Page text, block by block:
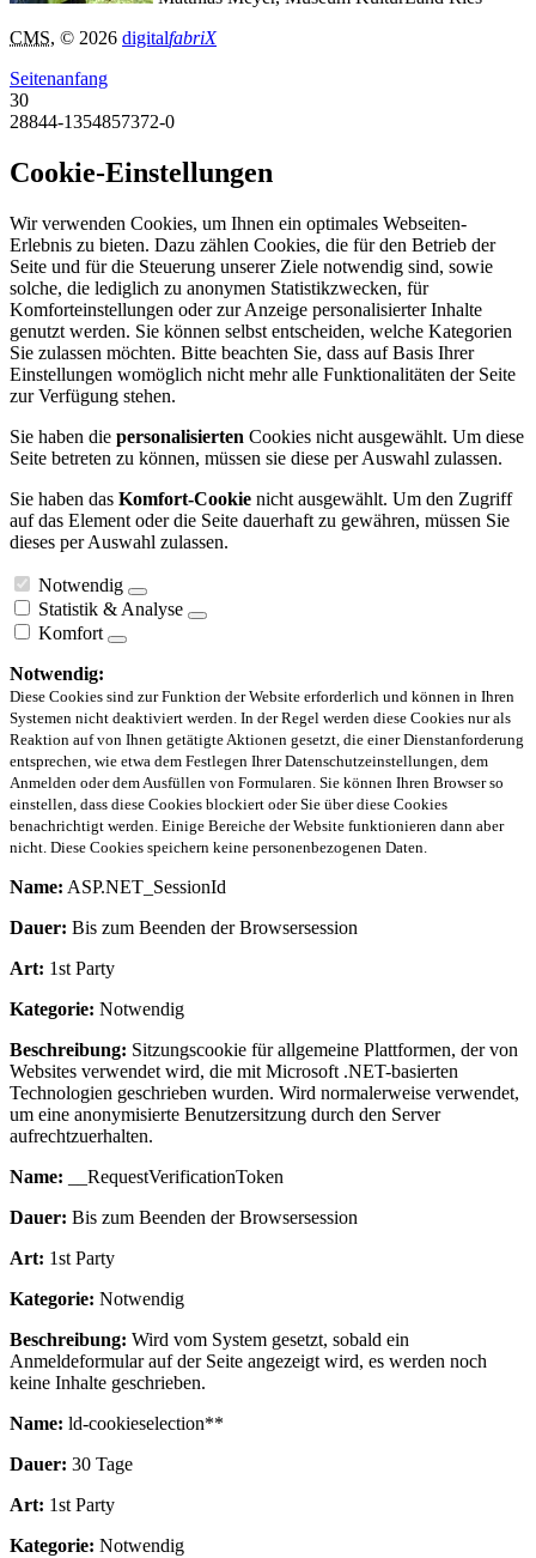
CMS, © 2026 digitalfabriX
Seitenanfang
30
28844-1354857372-0
Cookie-Einstellungen
Wir verwenden Cookies, um Ihnen ein optimales Webseiten-
Erlebnis zu bieten. Dazu zählen Cookies, die für den Betrieb der
Seite und für die Steuerung unserer Ziele notwendig sind, sowie
solche, die lediglich zu anonymen Statistikzwecken, für
Komforteinstellungen oder zur Anzeige personalisierter Inhalte
genutzt werden. Sie können selbst entscheiden, welche Kategorien
Sie zulassen möchten. Bitte beachten Sie, dass auf Basis Ihrer
Einstellungen womöglich nicht mehr alle Funktionalitäten der Seite
zur Verfügung stehen.
Sie haben die personalisierten Cookies nicht ausgewählt. Um diese
Seite betreten zu können, müssen sie diese per Auswahl zulassen.
Sie haben das Komfort-Cookie nicht ausgewählt. Um den Zugriff
auf das Element oder die Seite dauerhaft zu gewähren, müssen Sie
dieses per Auswahl zulassen.
Notwendig
Statistik & Analyse
Komfort
Notwendig:
Diese Cookies sind zur Funktion der Website erforderlich und können in Ihren
Systemen nicht deaktiviert werden. In der Regel werden diese Cookies nur als
Reaktion auf von Ihnen getätigte Aktionen gesetzt, die einer Dienstanforderung
entsprechen, wie etwa dem Festlegen Ihrer Datenschutzeinstellungen, dem
Anmelden oder dem Ausfüllen von Formularen. Sie können Ihren Browser so
einstellen, dass diese Cookies blockiert oder Sie über diese Cookies
benachrichtigt werden. Einige Bereiche der Website funktionieren dann aber
nicht. Diese Cookies speichern keine personenbezogenen Daten.
Name: ASP.NET_SessionId
Dauer: Bis zum Beenden der Browsersession
Art: 1st Party
Kategorie: Notwendig
Beschreibung: Sitzungscookie für allgemeine Plattformen, der von
Websites verwendet wird, die mit Microsoft .NET-basierten
Technologien geschrieben wurden. Wird normalerweise verwendet,
um eine anonymisierte Benutzersitzung durch den Server
aufrechtzuerhalten.
Name: __RequestVerificationToken
Dauer: Bis zum Beenden der Browsersession
Art: 1st Party
Kategorie: Notwendig
Beschreibung: Wird vom System gesetzt, sobald ein
Anmeldeformular auf der Seite angezeigt wird, es werden noch
keine Inhalte geschrieben.
Name: ld-cookieselection**
Dauer: 30 Tage
Art: 1st Party
Kategorie: Notwendig